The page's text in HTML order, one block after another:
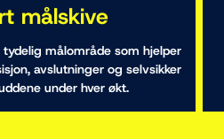
målskive
målområde som hjelper
avslutninger og selvsikker
under hver økt.